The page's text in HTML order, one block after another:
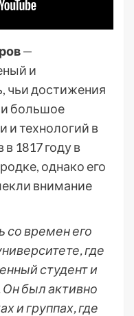
—
и
чьи достижения
большое
и технологий в
1817 году в
однако его
внимание
со времен его
где
студент и
Он был активно
и группах, где